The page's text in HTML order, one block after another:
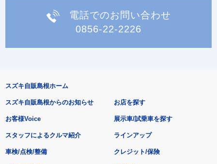
電話でのお問い合わせ
0856-22-2226
スズキ自販島根ホーム
スズキ自販島根からのお知らせ
お客様Voice
スタッフによるクルマ紹介
お店を探す
展示車/試乗車を探す
ラインアップ
車検/点検/整備 クレジット/保険